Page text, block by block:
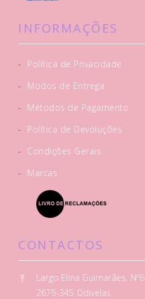
INFORMAÇÕES
-
Política de Privacidade
-
Modos de Entrega
-
Métodos de Pagamento
-
Política de Devoluções
-
Condições Gerais
-
Marcas
CONTACTOS
Largo Elina Guimarães, Nº6
2675-345 Odivelas